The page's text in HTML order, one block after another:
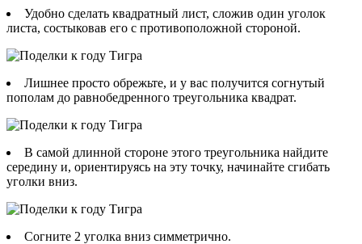
Удобно сделать квадратный лист, сложив один уголок
листа, состыковав его с противоположной стороной.
Лишнее просто обрежьте, и у вас получится согнутый
пополам до равнобедренного треугольника квадрат.
В самой длинной стороне этого треугольника найдите
середину и, ориентируясь на эту точку, начинайте сгибать
уголки вниз.
Согните 2 уголка вниз симметрично.